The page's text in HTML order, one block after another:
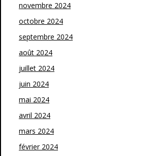
novembre 2024
octobre 2024
septembre 2024
août 2024
juillet 2024
juin 2024
mai 2024
avril 2024
mars 2024
février 2024